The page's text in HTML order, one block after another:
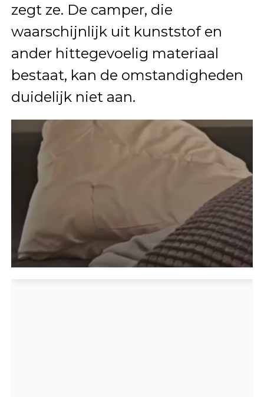
zegt ze. De camper, die
waarschijnlijk uit kunststof en
ander hittegevoelig materiaal
bestaat, kan de omstandigheden
duidelijk niet aan.